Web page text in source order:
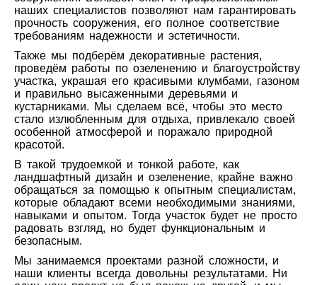
наших специалистов позволяют нам гарантировать
прочность сооружения, его полное соответствие
требованиям надежности и эстетичности.
Также мы подберём декоративные растения,
проведём работы по озеленению и благоустройству
участка, украшая его красивыми клумбами, газоном
и правильно высаженными деревьями и
кустарниками. Мы сделаем всё, чтобы это место
стало излюбленным для отдыха, привлекало своей
особенной атмосферой и поражало природной
красотой.
В такой трудоемкой и тонкой работе, как
ландшафтный дизайн и озеленение, крайне важно
обращаться за помощью к опытным специалистам,
которые обладают всеми необходимыми знаниями,
навыками и опытом. Тогда участок будет не просто
радовать взгляд, но будет функциональным и
безопасным.
Мы занимаемся проектами разной сложности, и
наши клиенты всегда довольны результатами. Ни